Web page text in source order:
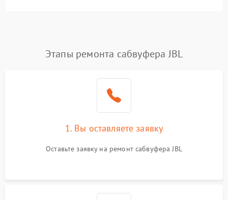
Этапы ремонта сабвуфера JBL
1. Вы оставляете заявку
Оставьте заявку на ремонт сабвуфера JBL